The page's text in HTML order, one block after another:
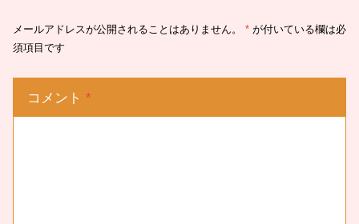
メールアドレスが公開されることはありません。 * が付いている欄は必
須項目です
コメント *